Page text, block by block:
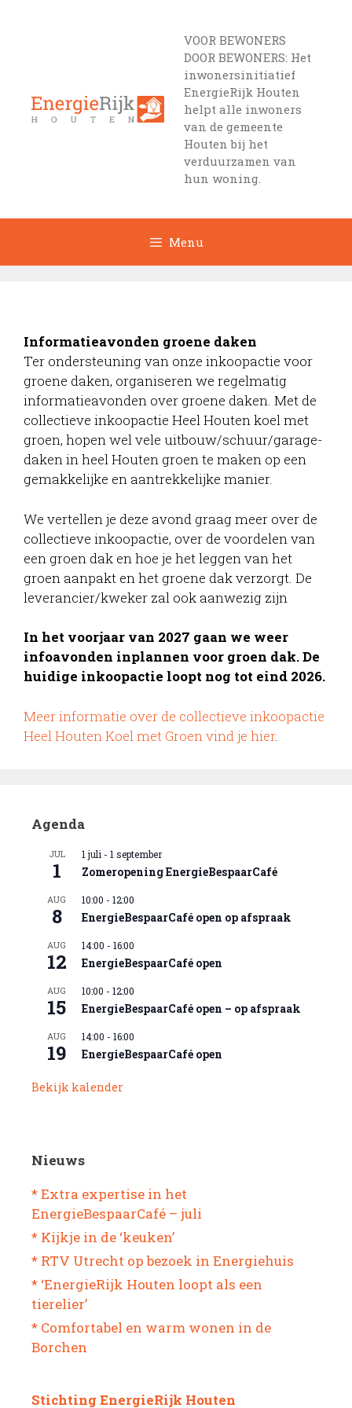
VOOR BEWONERS
DOOR BEWONERS: Het
inwonersinitiatief
EnergieRijk Houten
helpt alle inwoners
van de gemeente
Houten bij het
verduurzamen van
hun woning.
Menu
Informatieavonden groene daken
Ter ondersteuning van onze inkoopactie voor
groene daken, organiseren we regelmatig
informatieavonden over groene daken. Met de
collectieve inkoopactie Heel Houten koel met
groen, hopen wel vele uitbouw/schuur/garage-
daken in heel Houten groen te maken op een
gemakkelijke en aantrekkelijke manier.
We vertellen je deze avond graag meer over de
collectieve inkoopactie, over de voordelen van
een groen dak en hoe je het leggen van het
groen aanpakt en het groene dak verzorgt. De
leverancier/kweker zal ook aanwezig zijn
In het voorjaar van 2027 gaan we weer
infoavonden inplannen voor groen dak. De
huidige inkoopactie loopt nog tot eind 2026.
Meer informatie over de collectieve inkoopactie
Heel Houten Koel met Groen vind je hier.
Agenda
JUL
1
1 juli - 1 september
Zomeropening EnergieBespaarCafé
AUG
8
10:00 - 12:00
EnergieBespaarCafé open op afspraak
AUG
12
14:00 - 16:00
EnergieBespaarCafé open
AUG
15
10:00 - 12:00
EnergieBespaarCafé open – op afspraak
AUG
19
14:00 - 16:00
EnergieBespaarCafé open
Bekijk kalender
Nieuws
* Extra expertise in het
EnergieBespaarCafé – juli
* Kijkje in de ‘keuken’
* RTV Utrecht op bezoek in Energiehuis
* ‘EnergieRijk Houten loopt als een
tierelier’
* Comfortabel en warm wonen in de
Borchen
Stichting EnergieRijk Houten